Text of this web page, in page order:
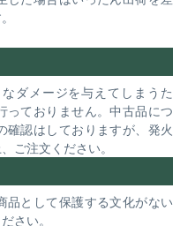
ダメージを与えてしまうた
っておりません。中古品につ
確認はしておりますが、発火
ご注文ください。
品として保護する文化がない
さい。